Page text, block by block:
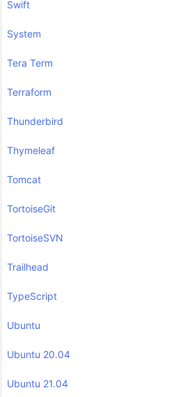
Swift
System
Tera Term
Terraform
Thunderbird
Thymeleaf
Tomcat
TortoiseGit
TortoiseSVN
Trailhead
TypeScript
Ubuntu
Ubuntu 20.04
Ubuntu 21.04